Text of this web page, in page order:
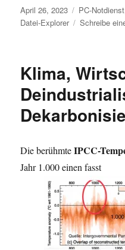
Veröffentlicht
am
April 26, 2023 Kategorien
PC-Notdienst
Datei-Explorer
Schreibe
Klima,
Die berühmteIPCC-
Jahr 1.000 einen fasst